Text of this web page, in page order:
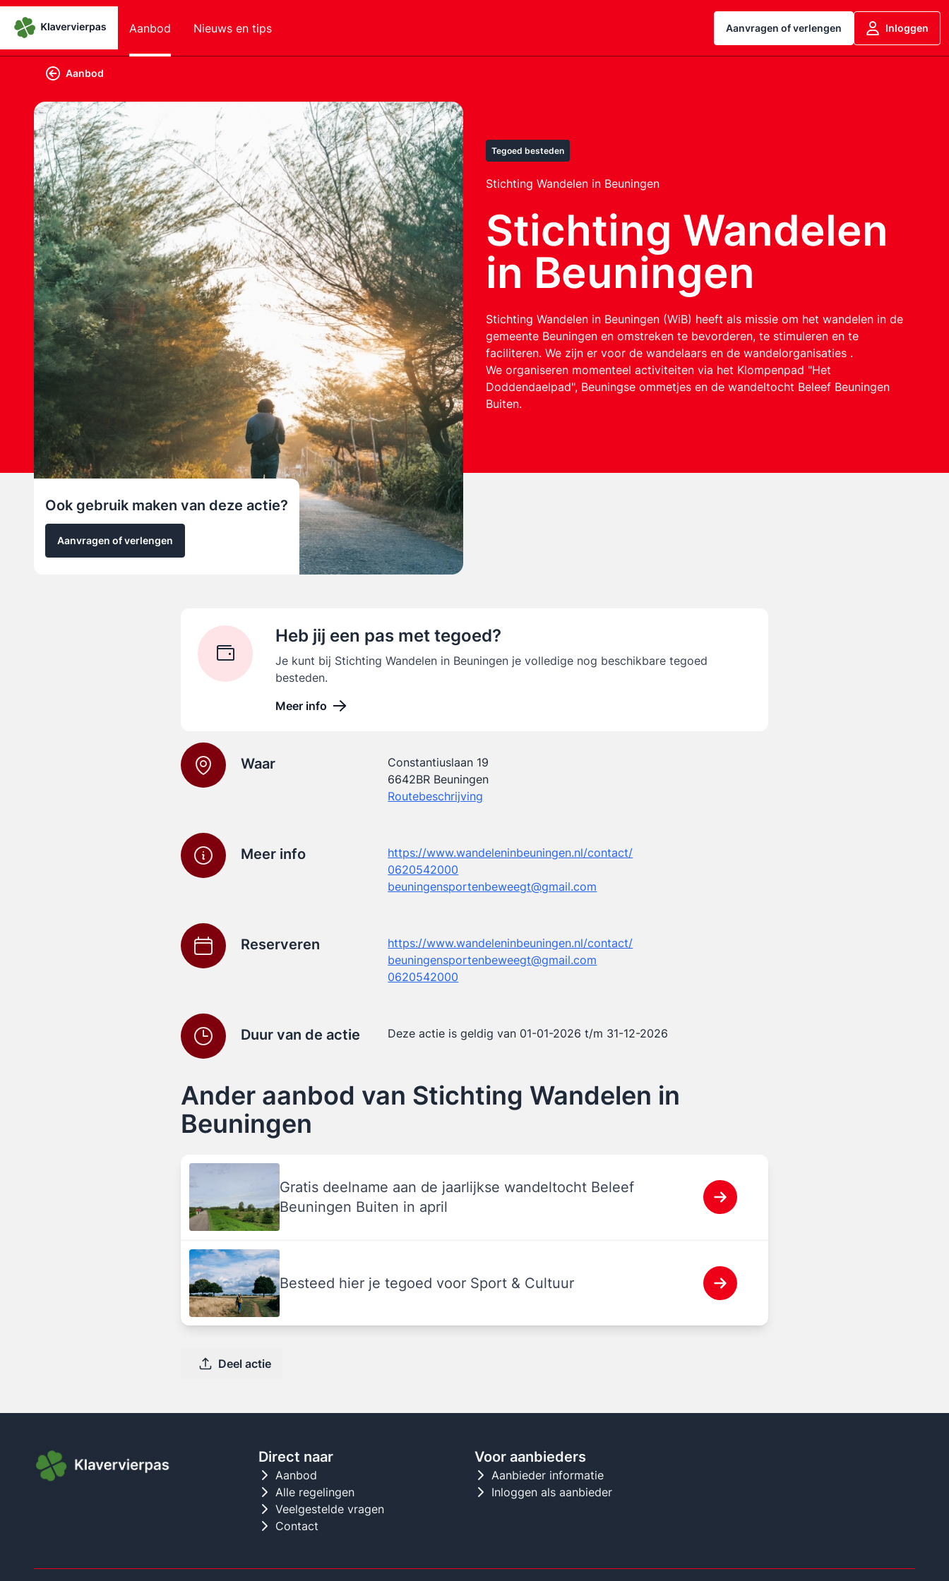
Aanbod Nieuws en tips Aanvragen of verlengen Inloggen
Aanbod
Tegoed besteden
Stichting Wandelen in Beuningen
Stichting Wandelen
in Beuningen
Stichting Wandelen in Beuningen (WiB) heeft als missie om het wandelen in de
gemeente Beuningen en omstreken te bevorderen, te stimuleren en te
faciliteren. We zijn er voor de wandelaars en de wandelorganisaties .
We organiseren momenteel activiteiten via het Klompenpad "Het
Doddendaelpad", Beuningse ommetjes en de wandeltocht Beleef Beuningen
Buiten.
Ook gebruik maken van deze actie?
Aanvragen of verlengen
Heb jij een pas met tegoed?
Je kunt bij Stichting Wandelen in Beuningen je volledige nog beschikbare tegoed
besteden.
Meer info
Waar
Constantiuslaan 19
6642BR Beuningen
Routebeschrijving
Meer info
https://www.wandeleninbeuningen.nl/contact/
0620542000
beuningensportenbeweegt@gmail.com
Reserveren
https://www.wandeleninbeuningen.nl/contact/
beuningensportenbeweegt@gmail.com
0620542000
Duur van de actie Deze actie is geldig van 01-01-2026 t/m 31-12-2026
Ander aanbod van Stichting Wandelen in
Beuningen
Gratis deelname aan de jaarlijkse wandeltocht Beleef
Beuningen Buiten in april
Besteed hier je tegoed voor Sport & Cultuur
Deel actie
Direct naar
Aanbod
Alle regelingen
Veelgestelde vragen
Contact
Voor aanbieders
Aanbieder informatie
Inloggen als aanbieder